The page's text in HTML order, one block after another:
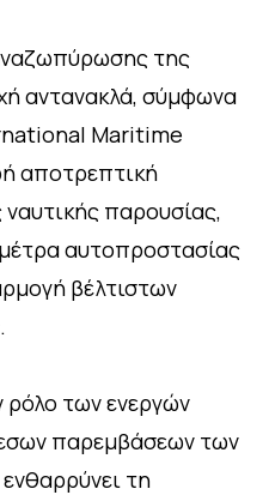
της
αντανακλά, σύμφωνα
Maritime
αποτρεπτική
παρουσίας,
αυτοπροστασίας
βέλτιστων
ρόλο των ενεργών
παρεμβάσεων των
τη